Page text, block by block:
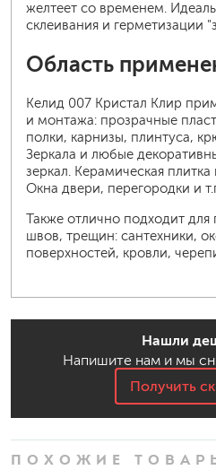
желтеет со временем.
склеивания и герметизации
Область
Келид 007 Кристал Клир
и монтажа: прозрачные
полки, карнизы, плинтуса,
Зеркала и любые
зеркал. Керамическая
Окна двери, перегородки и
Также отлично подходит для
швов, трещин: сантехники,
поверхностей, кровли,
Нашли
Напишите нам и мы
Получить
ПОХОЖИЕ